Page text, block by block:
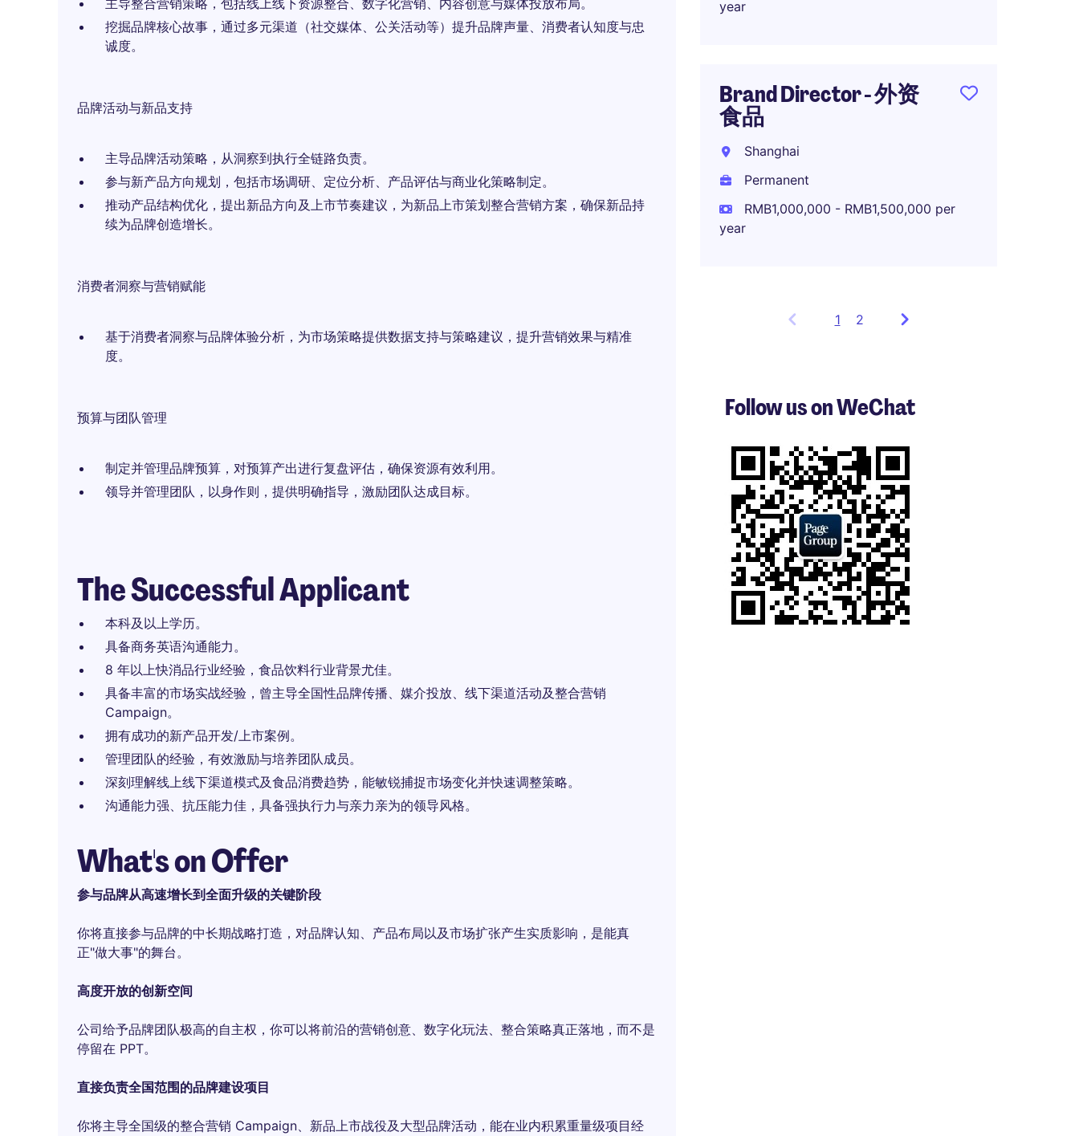
主导整合营销策略，包括线上线下资源整合、数字化营销、内容创意与媒体投放布局。
挖掘品牌核心故事，通过多元渠道（社交媒体、公关活动等）提升品牌声量、消费者认知度与忠
诚度。
品牌活动与新品支持
主导品牌活动策略，从洞察到执行全链路负责。
参与新产品方向规划，包括市场调研、定位分析、产品评估与商业化策略制定。
推动产品结构优化，提出新品方向及上市节奏建议，为新品上市策划整合营销方案，确保新品持
续为品牌创造增长。
消费者洞察与营销赋能
基于消费者洞察与品牌体验分析，为市场策略提供数据支持与策略建议，提升营销效果与精准
度。
预算与团队管理
制定并管理品牌预算，对预算产出进行复盘评估，确保资源有效利用。
领导并管理团队，以身作则，提供明确指导，激励团队达成目标。
The Successful Applicant
本科及以上学历。
具备商务英语沟通能力。
8 年以上快消品行业经验，食品饮料行业背景尤佳。
具备丰富的市场实战经验，曾主导全国性品牌传播、媒介投放、线下渠道活动及整合营销
Campaign。
拥有成功的新产品开发/上市案例。
管理团队的经验，有效激励与培养团队成员。
深刻理解线上线下渠道模式及食品消费趋势，能敏锐捕捉市场变化并快速调整策略。
沟通能力强、抗压能力佳，具备强执行力与亲力亲为的领导风格。
What's on Offer
参与品牌从高速增长到全面升级的关键阶段
你将直接参与品牌的中长期战略打造，对品牌认知、产品布局以及市场扩张产生实质影响，是能真
正"做大事"的舞台。
高度开放的创新空间
公司给予品牌团队极高的自主权，你可以将前沿的营销创意、数字化玩法、整合策略真正落地，而不是
停留在 PPT。
直接负责全国范围的品牌建设项目
你将主导全国级的整合营销 Campaign、新品上市战役及大型品牌活动，能在业内积累重量级项目经
year
Brand Director - 外资
食品
Shanghai
Permanent
RMB1,000,000 - RMB1,500,000 per
year
1 Showing
3
of
2
Follow us on WeChat